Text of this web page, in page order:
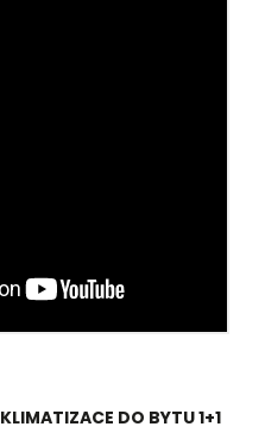
KLIMATIZACE DO BYTU 1+1